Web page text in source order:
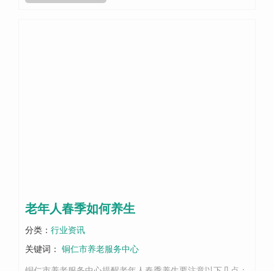
老年人春季如何养生
分类： 行业资讯
关键词：
铜仁市养老服务中心